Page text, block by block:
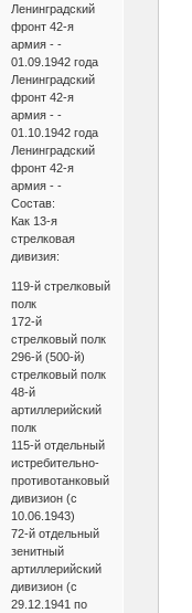
Ленинградский
фронт 42-я
армия - -
01.09.1942 года
Ленинградский
фронт 42-я
армия - -
01.10.1942 года
Ленинградский
фронт 42-я
армия - -
Состав:
Как 13-я
стрелковая
дивизия:
119-й стрелковый
полк
172-й
стрелковый полк
296-й (500-й)
стрелковый полк
48-й
артиллерийский
полк
115-й отдельный
истребительно-
противотанковый
дивизион (с
10.06.1943)
72-й отдельный
зенитный
артиллерийский
дивизион (с
29.12.1941 по